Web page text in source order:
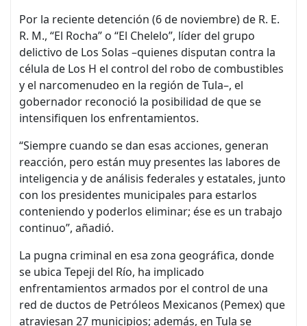
Por la reciente detención (6 de noviembre) de R. E.
R. M., “El Rocha” o “El Chelelo”, líder del grupo
delictivo de Los Solas –quienes disputan contra la
célula de Los H el control del robo de combustibles
y el narcomenudeo en la región de Tula–, el
gobernador reconoció la posibilidad de que se
intensifiquen los enfrentamientos.
“Siempre cuando se dan esas acciones, generan
reacción, pero están muy presentes las labores de
inteligencia y de análisis federales y estatales, junto
con los presidentes municipales para estarlos
conteniendo y poderlos eliminar; ése es un trabajo
continuo”, añadió.
La pugna criminal en esa zona geográfica, donde
se ubica Tepeji del Río, ha implicado
enfrentamientos armados por el control de una
red de ductos de Petróleos Mexicanos (Pemex) que
atraviesan 27 municipios; además, en Tula se